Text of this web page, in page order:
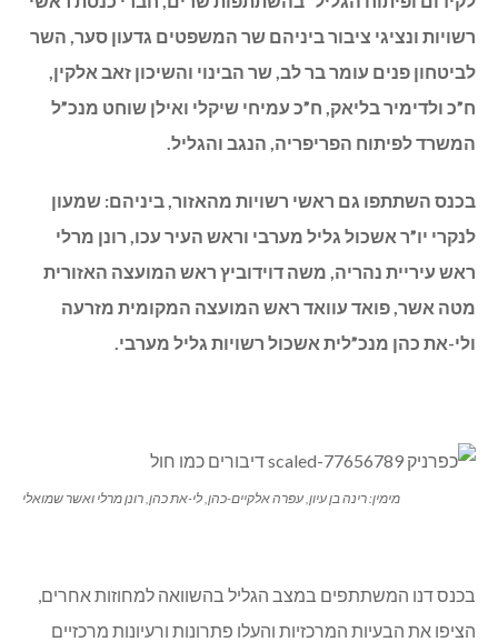
רשויות ונציגי ציבור ביניהם שר המשפטים גדעון סער, השר
לביטחון פנים עומר בר לב, שר הבינוי והשיכון זאב אלקין,
ח”כ ולדימיר בליאק, ח”כ עמיחי שיקלי ואילן שוחט מנכ”ל
המשרד לפיתוח הפריפריה, הנגב והגליל.
בכנס השתתפו גם ראשי רשויות מהאזור, ביניהם: שמעון
לנקרי יו”ר אשכול גליל מערבי וראש העיר עכו, רונן מרלי
ראש עיריית נהריה, משה דוידוביץ ראש המועצה האזורית
מטה אשר, פואד עוואד ראש המועצה המקומית מזרעה
ולי-את כהן מנכ”לית אשכול רשויות גליל מערבי.
מימין: רינה בן עיון, עפרה אלקיים-כהן, לי-את כהן, רונן מרלי ואשר שמואלי
בכנס דנו המשתתפים במצב הגליל בהשוואה למחוזות אחרים,
הציפו את הבעיות המרכזיות והעלו פתרונות ורעיונות מרכזיים